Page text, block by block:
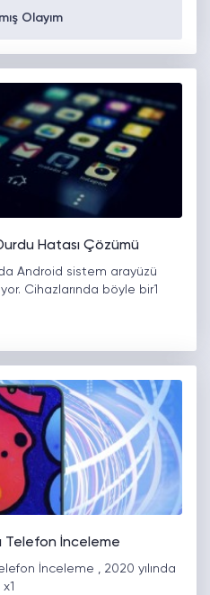
Olayım
Hatası Çözümü
Android sistem arayüzü
Cihazlarında böyle bir1
Telefon İnceleme
İnceleme , 2020 yılında